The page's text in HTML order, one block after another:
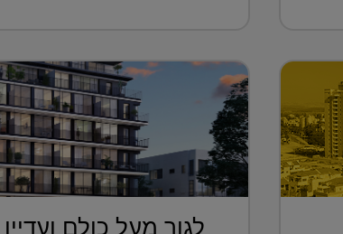
לגור מעל כולם